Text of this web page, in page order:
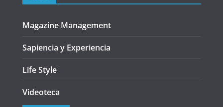
Magazine Management
Sapiencia y Experiencia
Life Style
Videoteca